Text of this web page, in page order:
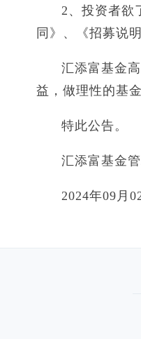
2、投资者欲
同》、《招募说
汇添富基金
益，做理性的基
特此公告。
汇添富基金
2024年09月